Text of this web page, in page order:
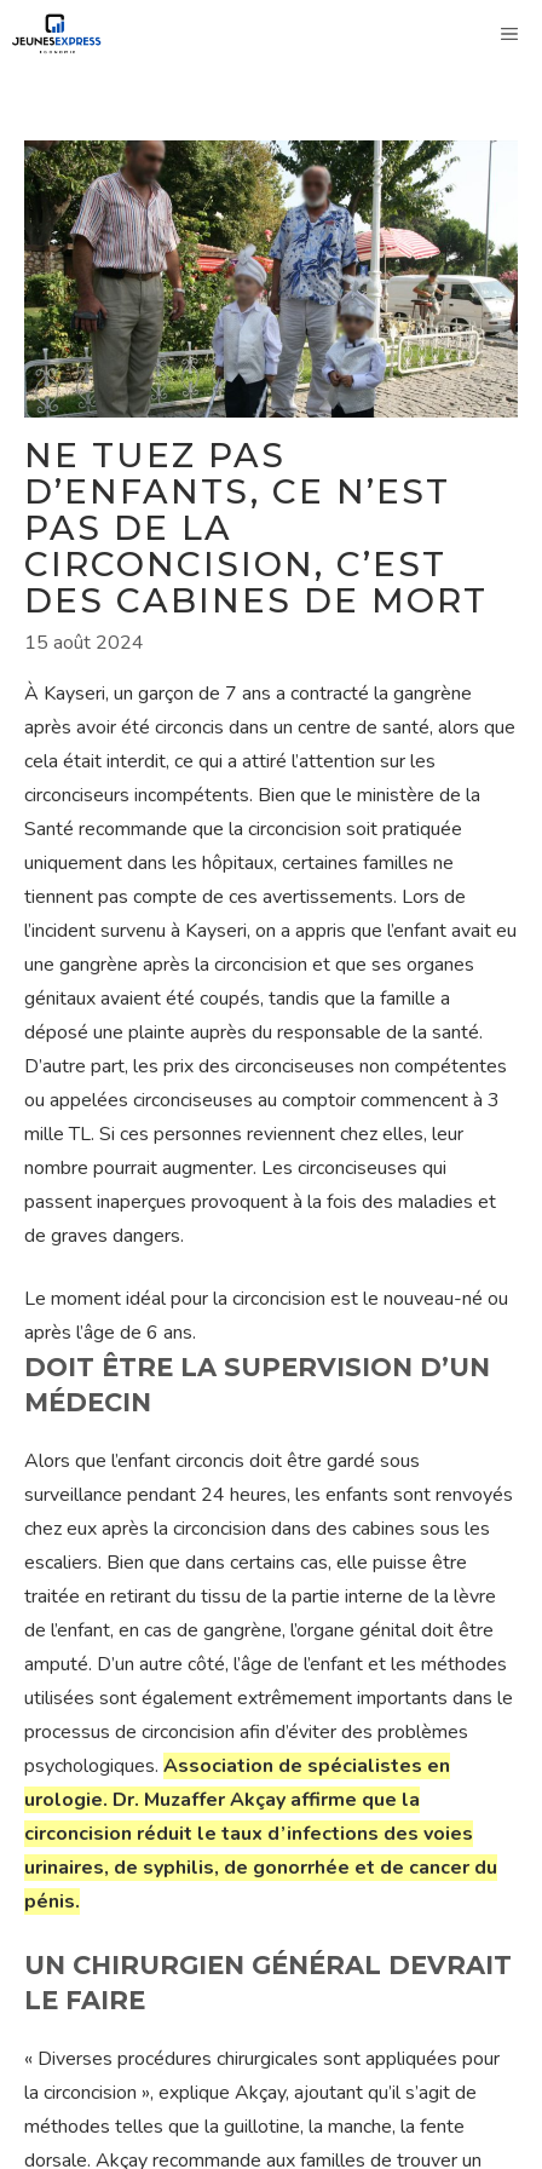
au
NE TUEZ PAS
D’ENFANTS, CE N’EST
PAS DE LA
CIRCONCISION, C’EST
DES CABINES DE MORT
15 août 2024
À Kayseri, un garçon de 7 ans a contracté la gangrène
après avoir été circoncis dans un centre de santé, alors que
cela était interdit, ce qui a attiré l’attention sur les
circonciseurs incompétents. Bien que le ministère de la
Santé recommande que la circoncision soit pratiquée
uniquement dans les hôpitaux, certaines familles ne
tiennent pas compte de ces avertissements. Lors de
l’incident survenu à Kayseri, on a appris que l’enfant avait eu
une gangrène après la circoncision et que ses organes
génitaux avaient été coupés, tandis que la famille a
déposé une plainte auprès du responsable de la santé.
D’autre part, les prix des circonciseuses non compétentes
ou appelées circonciseuses au comptoir commencent à 3
mille TL. Si ces personnes reviennent chez elles, leur
nombre pourrait augmenter. Les circonciseuses qui
passent inaperçues provoquent à la fois des maladies et
de graves dangers.
Le moment idéal pour la circoncision est le nouveau-né ou
après l’âge de 6 ans.
DOIT ÊTRE LA SUPERVISION D’UN
MÉDECIN
Alors que l’enfant circoncis doit être gardé sous
surveillance pendant 24 heures, les enfants sont renvoyés
chez eux après la circoncision dans des cabines sous les
escaliers. Bien que dans certains cas, elle puisse être
traitée en retirant du tissu de la partie interne de la lèvre
de l’enfant, en cas de gangrène, l’organe génital doit être
amputé. D’un autre côté, l’âge de l’enfant et les méthodes
utilisées sont également extrêmement importants dans le
processus de circoncision afin d’éviter des problèmes
psychologiques. Association de spécialistes en
urologie. Dr. Muzaffer Akçay affirme que la
circoncision réduit le taux d’infections des voies
urinaires, de syphilis, de gonorrhée et de cancer du
pénis.
UN CHIRURGIEN GÉNÉRAL DEVRAIT
LE FAIRE
« Diverses procédures chirurgicales sont appliquées pour
la circoncision », explique Akçay, ajoutant qu’il s’agit de
méthodes telles que la guillotine, la manche, la fente
dorsale. Akçay recommande aux familles de trouver un